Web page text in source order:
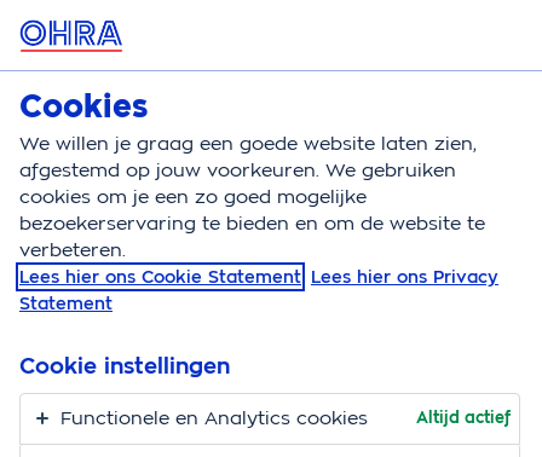
MENU
Reisverzekering
Reisverzekering Schade Diefstal
Diefstal en je
reisverzekering
ontdekt bij terugkomst in je hotel dat je camera
gestolen is. Of je paspoort. Als toerist ben je een
makkelijk doelwit voor dieven. Verstandig dus om
Cookies
We willen je graag een goede website laten zien,
afgestemd op jouw voorkeuren. We gebruiken
cookies om je een zo goed mogelijke
bezoekerservaring te bieden en om de website te
verbeteren.
Lees hier ons Cookie Statement Lees hier ons Privacy
Statement
Cookie instellingen
Functionele en Analytics cookies Altijd actief